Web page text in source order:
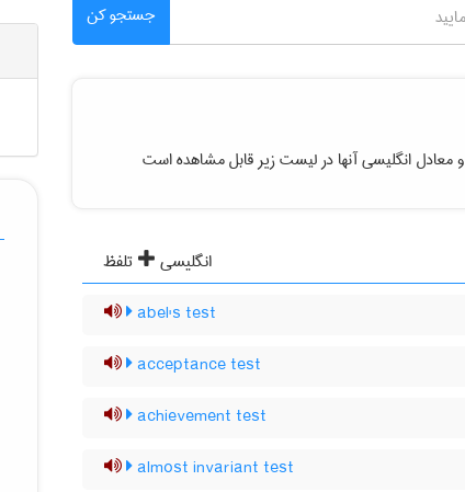
جستجو کن
و معادل انگلیسی آنها در لیست زیر قابل مشاهده است
انگلیسی
تلفظ
abel's test
acceptance test
achievement test
almost invariant test